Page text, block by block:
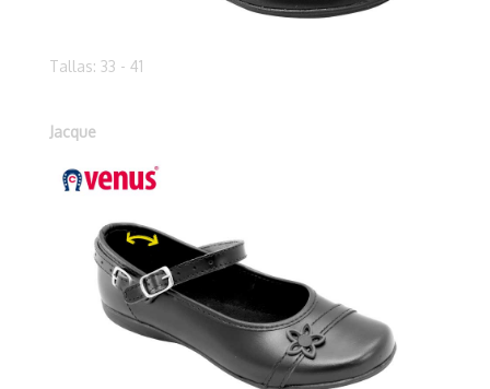
Tallas: 33 - 41
Jacque